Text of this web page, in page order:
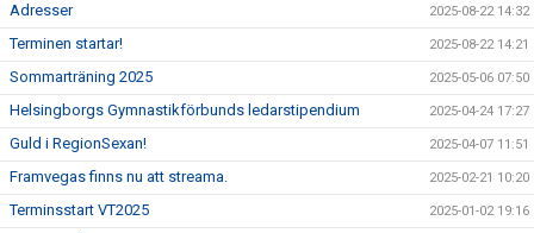
Adresser 2025-08-22 14:32
Terminen startar! 2025-08-22 14:21
Sommarträning 2025 2025-05-06 07:50
Helsingborgs Gymnastikförbunds ledarstipendium 2025-04-24 17:27
Guld i RegionSexan! 2025-04-07 11:51
Framvegas finns nu att streama. 2025-02-21 10:20
Terminsstart VT2025 2025-01-02 19:16